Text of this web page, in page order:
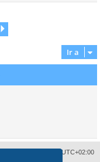
Ir a
UTC+02:00